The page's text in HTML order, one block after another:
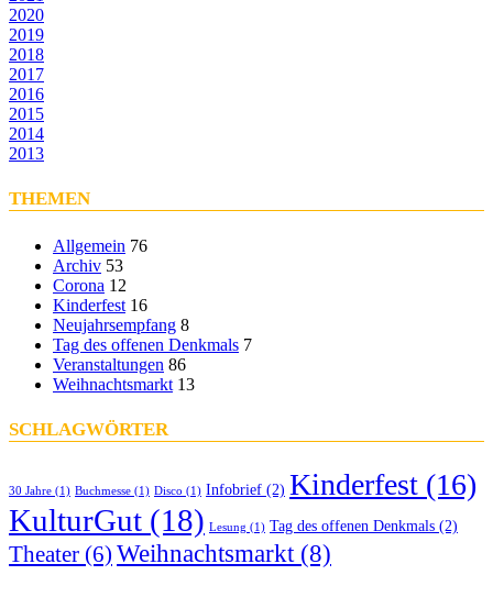
2020
2019
2018
2017
2016
2015
2014
2013
THEMEN
Allgemein 76
Archiv 53
Corona 12
Kinderfest 16
Neujahrsempfang 8
Tag des offenen Denkmals 7
Veranstaltungen 86
Weihnachtsmarkt 13
SCHLAGWÖRTER
30 Jahre (1) Buchmesse (1) Disco (1) Infobrief (2) Kinderfest (16)
KulturGut (18) Lesung (1) Tag des offenen Denkmals (2)
Theater (6) Weihnachtsmarkt (8)